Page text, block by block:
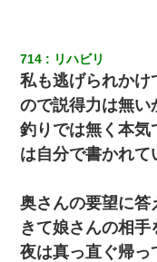
714 リハビリ
私も逃げられかけ
ので説得力は無
釣りでは無く本気
は自分で書かれて
奥さんの要望に答
きて娘さんの相手
夜は真っ直ぐ帰っ